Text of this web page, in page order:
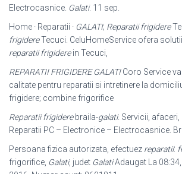
Electrocasnice. Galati. 11 sep.
Home · Reparatii · GALATI; Reparatii frigidere
frigidereTecuci. CeluHomeService ofera
reparatii frigiderein Tecuci,
REPARATII FRIGIDERE GALATICoro Service
calitate pentru reparatii si intretinere la
frigidere; combine frigorifice
Reparatii frigiderebraila-galati. Servicii,
Reparatii PC – Electronice – Electrocasnice.
Persoana fizica autorizata, efectuez reparatii:
frigorifice, Galati, judet GalatiAdaugat La